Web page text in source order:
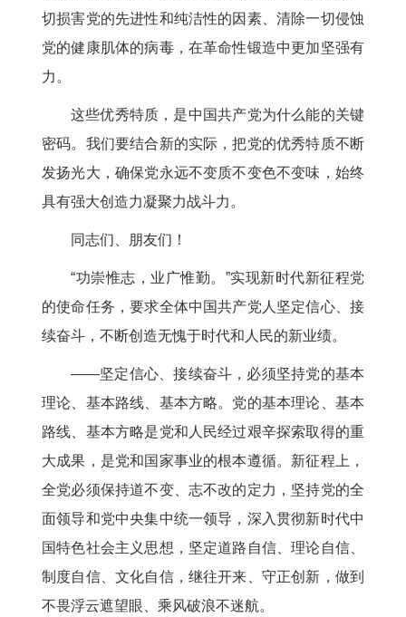
切损害党的先进性和纯洁性的因素、清除一切侵蚀
党的健康肌体的病毒，在革命性锻造中更加坚强有
力。
这些优秀特质，是中国共产党为什么能的关键
密码。我们要结合新的实际，把党的优秀特质不断
发扬光大，确保党永远不变质不变色不变味，始终
具有强大创造力凝聚力战斗力。
同志们、朋友们！
“功崇惟志，业广惟勤。”实现新时代新征程党
的使命任务，要求全体中国共产党人坚定信心、接
续奋斗，不断创造无愧于时代和人民的新业绩。
——坚定信心、接续奋斗，必须坚持党的基本
理论、基本路线、基本方略。党的基本理论、基本
路线、基本方略是党和人民经过艰辛探索取得的重
大成果，是党和国家事业的根本遵循。新征程上，
全党必须保持道不变、志不改的定力，坚持党的全
面领导和党中央集中统一领导，深入贯彻新时代中
国特色社会主义思想，坚定道路自信、理论自信、
制度自信、文化自信，继往开来、守正创新，做到
不畏浮云遮望眼、乘风破浪不迷航。